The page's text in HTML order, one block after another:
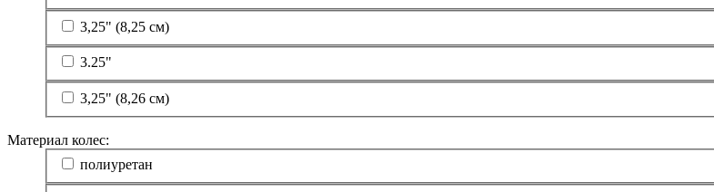
3,25" (8,25 см)
3.25"
3,25" (8,26 см)
Материал колес:
полиуретан